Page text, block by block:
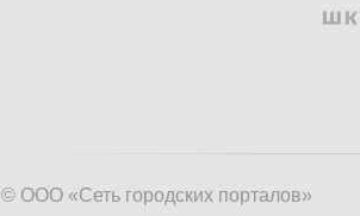
© ООО «Сеть городских порталов»